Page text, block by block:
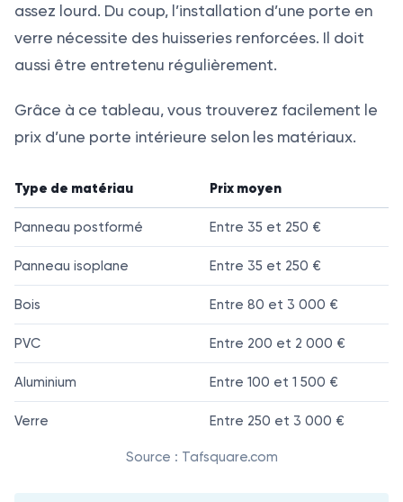
assez lourd. Du coup, l’installation d’une porte en
verre nécessite des huisseries renforcées. Il doit
aussi être entretenu régulièrement.
Grâce à ce tableau, vous trouverez facilement le
prix d’une porte intérieure selon les matériaux.
Type de matériau Prix moyen
Panneau postformé Entre 35 et 250 €
Panneau isoplane Entre 35 et 250 €
Bois Entre 80 et 3 000 €
PVC Entre 200 et 2 000 €
Aluminium Entre 100 et 1 500 €
Verre Entre 250 et 3 000 €
Source : Tafsquare.com